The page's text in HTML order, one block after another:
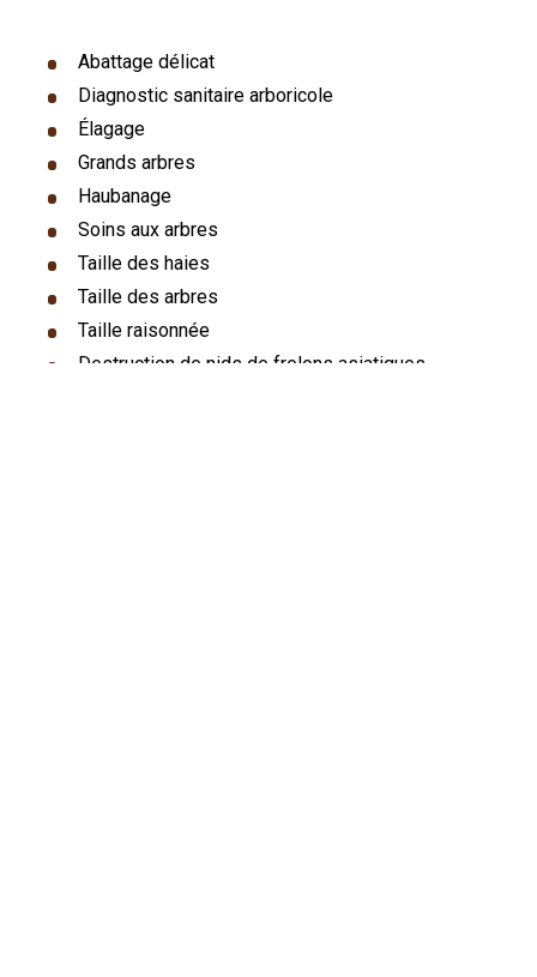
Abattage délicat
Diagnostic sanitaire arboricole
Élagage
Grands arbres
Haubanage
Soins aux arbres
Taille des haies
Taille des arbres
Taille raisonnée
Destruction de nids de frelons asiatiques